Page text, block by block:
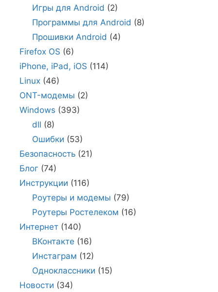
Игры для Android (2)
Программы для Android (8)
Прошивки Android (4)
Firefox OS (6)
iPhone, iPad, iOS (114)
Linux (46)
ONT-модемы (2)
Windows (393)
dll (8)
Ошибки (53)
Безопасность (21)
Блог (74)
Инструкции (116)
Роутеры и модемы (79)
Роутеры Ростелеком (16)
Интернет (140)
ВКонтакте (16)
Инстаграм (12)
Одноклассники (15)
Новости (34)